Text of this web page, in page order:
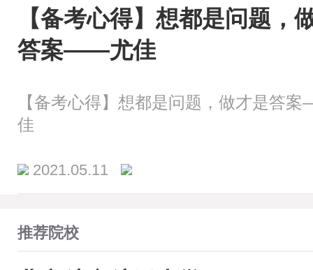
【备考心得】想都是问题，
答案——尤佳
【备考心得】想都是问题，做才是答
佳
2021.05.11
推荐院校